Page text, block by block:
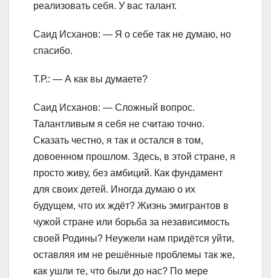
реализовать себя. У вас талант.
Саид Исханов: — Я о себе так не думаю, но
спасибо.
Т.Р.: — А как вы думаете?
Саид Исханов: — Сложный вопрос.
Талантливым я себя не считаю точно.
Сказать честно, я так и остался в том,
довоенном прошлом. Здесь, в этой стране, я
просто живу, без амбиций. Как фундамент
для своих детей. Иногда думаю о их
будущем, что их ждёт? Жизнь эмигрантов в
чужой стране или борьба за независимость
своей Родины? Неужели нам придётся уйти,
оставляя им не решённые проблемы так же,
как ушли те, что были до нас? По мере